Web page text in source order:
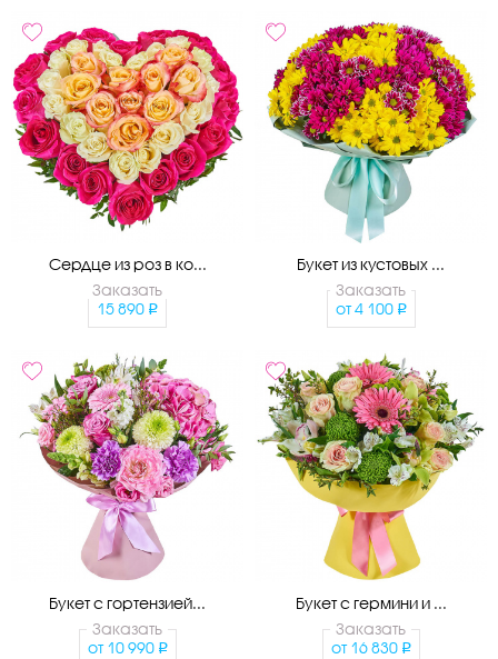
Сердце из роз в ко...
Заказать
15 890
Букет из кустовых ...
Заказать
от 4 100
Букет с гортензией...
Заказать
от 10 990
Букет с гермини и ...
Заказать
от 16 830